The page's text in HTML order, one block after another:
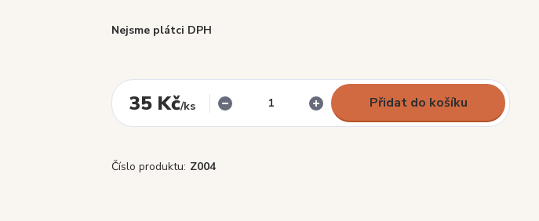
Nejsme plátci DPH
35 Kč/ks Přidat do košíku
Číslo produktu: Z004